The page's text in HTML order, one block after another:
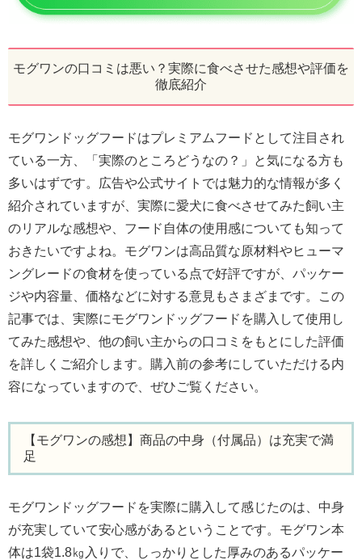
モグワンの口コミは悪い？実際に食べさせた感想や評価を
徹底紹介
モグワンドッグフードはプレミアムフードとして注目され
ている一方、「実際のところどうなの？」と気になる方も
多いはずです。広告や公式サイトでは魅力的な情報が多く
紹介されていますが、実際に愛犬に食べさせてみた飼い主
のリアルな感想や、フード自体の使用感についても知って
おきたいですよね。モグワンは高品質な原材料やヒューマ
ングレードの食材を使っている点で好評ですが、パッケー
ジや内容量、価格などに対する意見もさまざまです。この
記事では、実際にモグワンドッグフードを購入して使用し
てみた感想や、他の飼い主からの口コミをもとにした評価
を詳しくご紹介します。購入前の参考にしていただける内
容になっていますので、ぜひご覧ください。
【モグワンの感想】商品の中身（付属品）は充実で満
足
モグワンドッグフードを実際に購入して感じたのは、中身
が充実していて安心感があるということです。モグワン本
体は1袋1.8㎏入りで、しっかりとした厚みのあるパッケー